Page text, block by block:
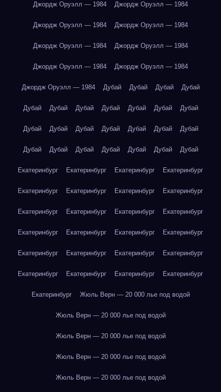
Джордж Оруэлл — 1984 Джордж Оруэлл — 1984
Джордж Оруэлл — 1984 Джордж Оруэлл — 1984
Джордж Оруэлл — 1984 Джордж Оруэлл — 1984
Джордж Оруэлл — 1984 Джордж Оруэлл — 1984
Джордж Оруэлл — 1984 Дубай Дубай Дубай Дубай
Дубай Дубай Дубай Дубай Дубай Дубай Дубай
Дубай Дубай Дубай Дубай Дубай Дубай Дубай
Дубай Дубай Дубай Дубай Дубай Дубай Дубай
Екатеринбург Екатеринбург Екатеринбург Екатеринбург
Екатеринбург Екатеринбург Екатеринбург Екатеринбург
Екатеринбург Екатеринбург Екатеринбург Екатеринбург
Екатеринбург Екатеринбург Екатеринбург Екатеринбург
Екатеринбург Екатеринбург Екатеринбург Екатеринбург
Екатеринбург Екатеринбург Екатеринбург Екатеринбург
Екатеринбург Жюль Верн — 20 000 лье под водой
Жюль Верн — 20 000 лье под водой
Жюль Верн — 20 000 лье под водой
Жюль Верн — 20 000 лье под водой
Жюль Верн — 20 000 лье под водой